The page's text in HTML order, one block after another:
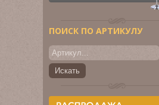
ПОИСК ПО АРТИКУЛУ